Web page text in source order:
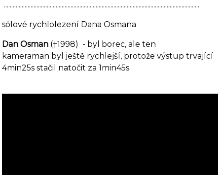
....................................................................................................................................
sólové rychlolezení Dana Osmana
Dan Osman (†1998) - byl borec, ale ten
kameraman byl ještě rychlejší, protože výstup trvající
4min25s stačil natočit za 1min45s.